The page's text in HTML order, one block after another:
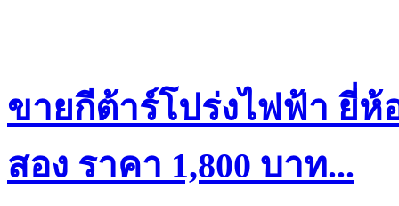
ขายกีต้าร์โปร่งไฟฟ้า ยี่ห้
สอง ราคา 1,800 บาท...